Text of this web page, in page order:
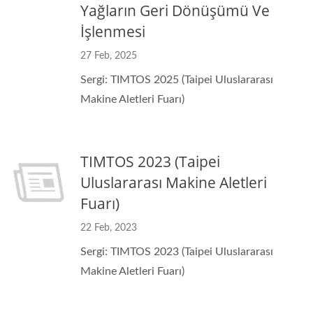
Yağların Geri Dönüşümü Ve
İşlenmesi
27 Feb, 2025
Sergi: TIMTOS 2025 (Taipei Uluslararası
Makine Aletleri Fuarı)
TIMTOS 2023 (Taipei
Uluslararası Makine Aletleri
Fuarı)
22 Feb, 2023
Sergi: TIMTOS 2023 (Taipei Uluslararası
Makine Aletleri Fuarı)